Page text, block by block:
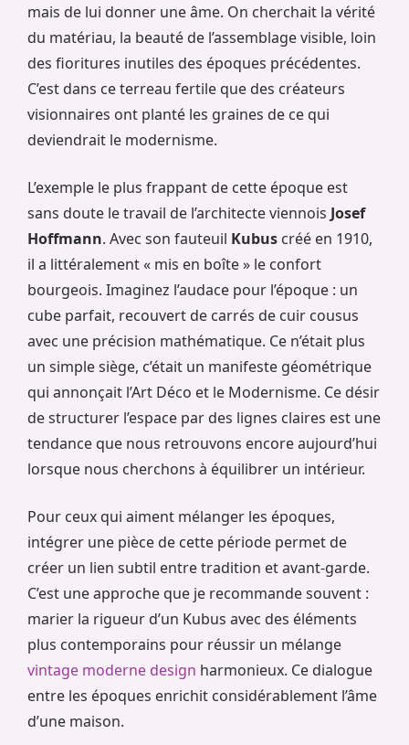
mais de lui donner une âme. On cherchait la vérité
du matériau, la beauté de l’assemblage visible, loin
des fioritures inutiles des époques précédentes.
C’est dans ce terreau fertile que des créateurs
visionnaires ont planté les graines de ce qui
deviendrait le modernisme.
L’exemple le plus frappant de cette époque est
sans doute le travail de l’architecte viennois Josef
Hoffmann. Avec son fauteuil Kubus créé en 1910,
il a littéralement « mis en boîte » le confort
bourgeois. Imaginez l’audace pour l’époque : un
cube parfait, recouvert de carrés de cuir cousus
avec une précision mathématique. Ce n’était plus
un simple siège, c’était un manifeste géométrique
qui annonçait l’Art Déco et le Modernisme. Ce désir
de structurer l’espace par des lignes claires est une
tendance que nous retrouvons encore aujourd’hui
lorsque nous cherchons à équilibrer un intérieur.
Pour ceux qui aiment mélanger les époques,
intégrer une pièce de cette période permet de
créer un lien subtil entre tradition et avant-garde.
C’est une approche que je recommande souvent :
marier la rigueur d’un Kubus avec des éléments
plus contemporains pour réussir un mélange
vintage moderne design harmonieux. Ce dialogue
entre les époques enrichit considérablement l’âme
d’une maison.